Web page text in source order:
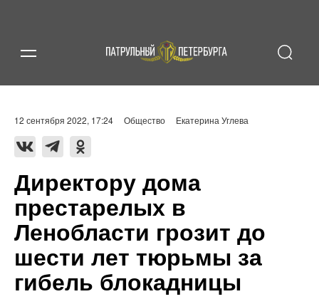
12 сентября 2022, 17:24 Общество Екатерина Углева
Директору дома
престарелых в
Ленобласти грозит до
шести лет тюрьмы за
гибель блокадницы